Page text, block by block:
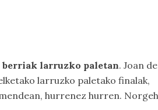
berriak larruzko paletan. Joan
larruzko paletako finalak,
hurrenez hurren.